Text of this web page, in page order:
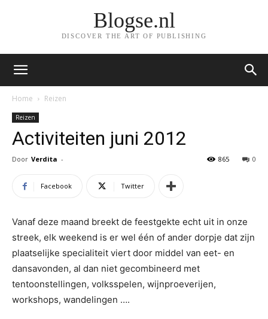
Blogse.nl
DISCOVER THE ART OF PUBLISHING
Home Reizen
Reizen
Activiteiten juni 2012
Door Verdita - 0
865
Facebook Twitter
Vanaf deze maand breekt de feestgekte echt uit in onze
streek, elk weekend is er wel één of ander dorpje dat zijn
plaatselijke specialiteit viert door middel van eet- en
dansavonden, al dan niet gecombineerd met
tentoonstellingen, volksspelen, wijnproeverijen,
workshops, wandelingen ….